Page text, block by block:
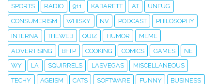
SPORTS RADIO 911 KABARETT AT UNFUG
CONSUMERISM WHISKY NV PODCAST PHILOSOPHY
INTERNA THEWEB QUIZ HUMOR MEME
ADVERTISING BFTP COOKING COMICS GAMES NE
WY LA SQUIRRELS LASVEGAS MISCELLANEOUS
TECHY AGEISM CATS SOFTWARE FUNNY BUSINESS